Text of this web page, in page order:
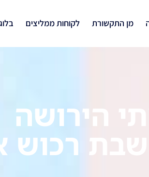
מן התקשורת לקוחות ממליצים
הירושה
רכוש